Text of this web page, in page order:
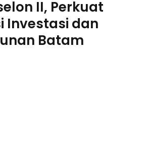
II, Perkuat
Investasi dan
Batam